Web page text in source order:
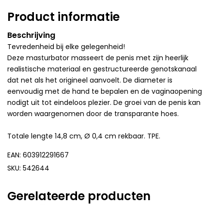
Product informatie
Beschrijving
Tevredenheid bij elke gelegenheid!
Deze masturbator masseert de penis met zijn heerlijk
realistische materiaal en gestructureerde genotskanaal
dat net als het origineel aanvoelt. De diameter is
eenvoudig met de hand te bepalen en de vaginaopening
nodigt uit tot eindeloos plezier. De groei van de penis kan
worden waargenomen door de transparante hoes.
Totale lengte 14,8 cm, Ø 0,4 cm rekbaar. TPE.
EAN: 603912291667
SKU: 542644
Gerelateerde producten